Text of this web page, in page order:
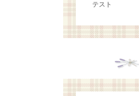
テスト